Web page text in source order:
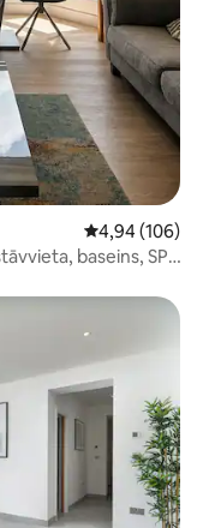
Vidējais
4,94 (106)
baseins, SPA